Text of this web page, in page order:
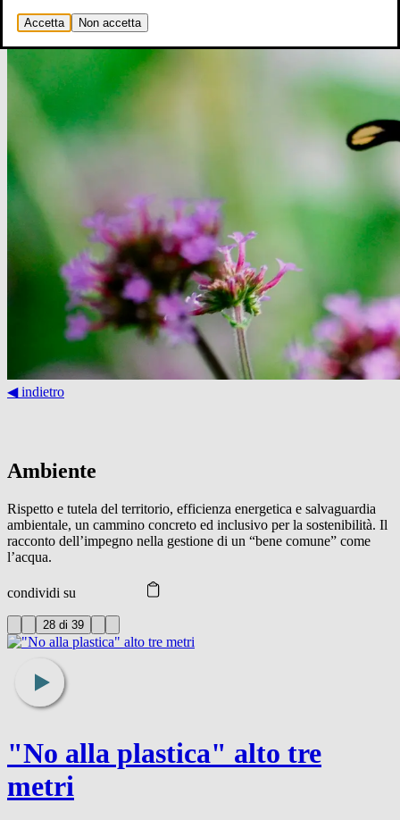
◀︎ indietro
Ambiente
Rispetto e tutela del territorio, efficienza energetica e salvaguardia
ambientale, un cammino concreto ed inclusivo per la sostenibilità. Il
racconto dell’impegno nella gestione di un “bene comune” come
l’acqua.
condividi su
28 di 39
"No alla plastica" alto tre
metri
Accetta Non accetta